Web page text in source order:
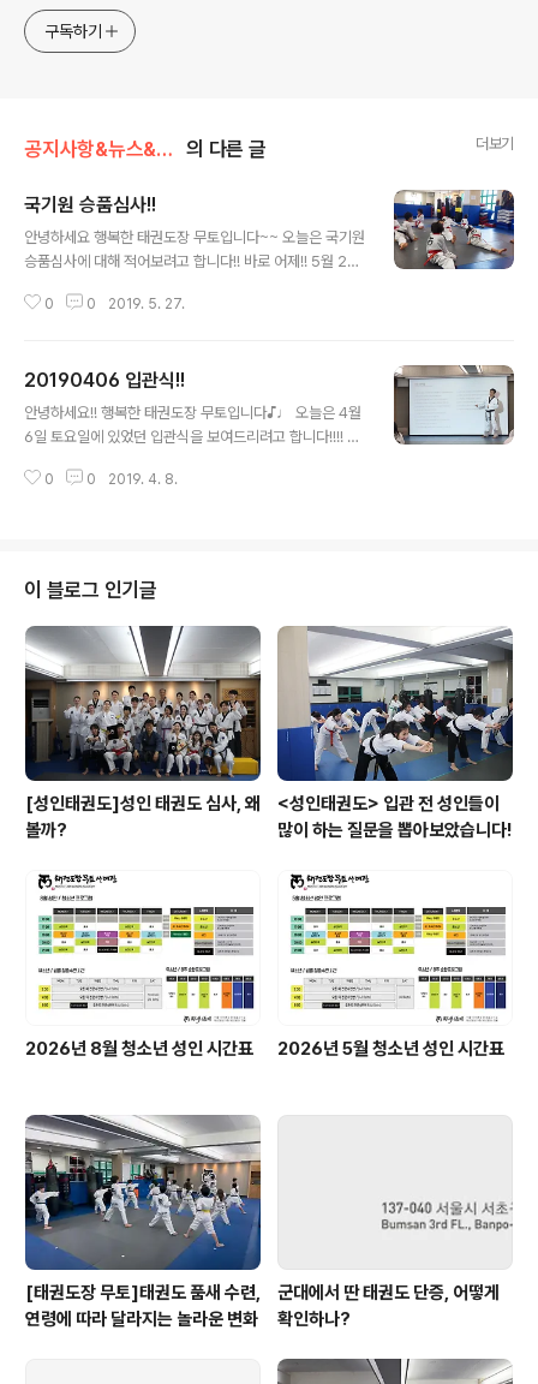
구독하기
공지사항&뉴스&행사/행사/대회 의 다른 글 더보기
국기원 승품심사!!
안녕하세요 행복한 태권도장 무토입니다~~ 오늘은 국기원
승품심사에 대해 적어보려고 합니다!! 바로 어제!! 5월 26
다!! 저희 도장에서도 유소년 수련생들이 심사를 하고 왔습
고 있는 수련생의 모습입니다^^ 대기하는 모습과는 다르게
잔뜩 긴장한 우리 수련생들의 모습!! 너무 귀엽지 않나요
~??!♡ 승품심사 준비하느라 그동안 우리 수련생들에게 박
박수~~(짝짝짝!!) ♡모두 모두 수고하셨습니다♡
0 0 2019. 5. 27.
20190406 입관식!!
안녕하세요!! 행복한 태권도장 무토입니다♪♩ 오늘은 4월
6일 토요일에 있었던 입관식을 보여드리려고 합니다!!!! 입
입니다! ▽▽그럼 한 번 보러 가시죠▽▽ △입관식을 시
△본 운동 시작 전에 기본 지르기를 하고~△ △학부모님
이 직접 자녀들의 격파를 잡아줍니다!△ 격파를 하면 아이
들의 자신감도 향상이 되고 스스로도 무언가를 해낼 수 있
다는 성취감을 얻게 됩니다! △아이들이 각자의 앨범을 받
고 사진을 구경하는 모습입니다△
0 0 2019. 4. 8.
이 블로그 인기글
[성인태권도]성인 태권도 심사, 왜
볼까?
<성인태권도> 입관 전 성인들이
많이 하는 질문을 뽑아보았습니다!
2026년 8월 청소년 성인 시간표 2026년 5월 청소년 성인 시간표
[태권도장 무토]태권도 품새 수련,
연령에 따라 달라지는 놀라운 변화
군대에서 딴 태권도 단증, 어떻게
확인하나?